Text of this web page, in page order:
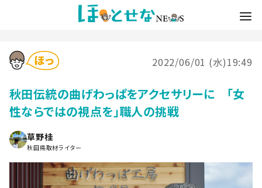
2022/06/01 (水)19:49
秋田伝統の曲げわっぱをアクセサリーに 「女
性ならではの視点を」職人の挑戦
草野桂
秋田県取材ライター